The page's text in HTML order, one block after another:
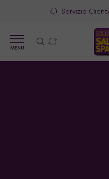
Servizio Clienti
MENU